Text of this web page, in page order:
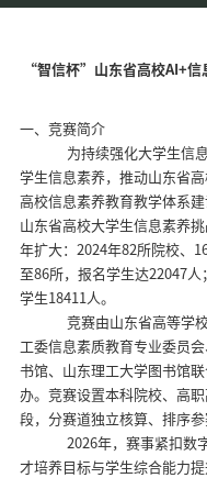
“智信杯”山东省高校AI+信
一、竞赛简介
为持续强化大学生信
学生信息素养，推动山东省
高校信息素养教育教学体系建
山东省高校大学生信息素养
年扩大： 2024年82所院校、
至86所，报名学生达22047人；
学生18411人。
竞赛由山东省高等学
工委信息素质教育专业委员
书馆、山东理工大学图书馆
办。竞赛设置本科院校、高
段，分赛道独立核算、排序参
2026年，赛事紧扣数
才培养目标与学生综合能力